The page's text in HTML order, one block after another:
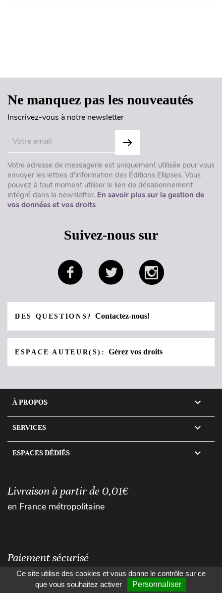
Ne manquez pas les nouveautés
Inscrivez-vous à notre newsletter
Votre adresse de messagerie est uniquement utilisée pour vous
envoyer les lettres d'information des Éditions Ellipses. Vous
pouvez à tout moment utiliser le lien de désabonnement
intégré dans la newsletter. En savoir plus sur la gestion de
vos données et vos droits
Suivez-nous sur
DES QUESTIONS?Contactez-nous!
ESPACE AUTEUR(S):Gérez vos droits
À PROPOS 
SERVICES 
ESPACES DÉDIÉS 
Livraison à partir de 0,01€
en France métropolitaine
Paiement sécurisé
Ce site utilise des cookies et vous donne le contrôle sur ce
que vous souhaitez activer
Personnaliser